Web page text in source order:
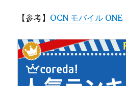
【参考】 OCN モバイル ONE